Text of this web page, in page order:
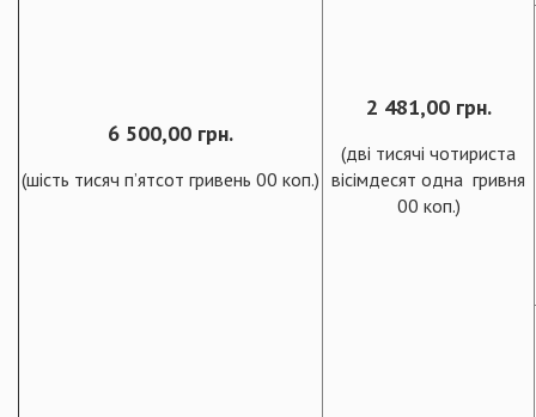
6 500,00 грн.
(шість тисяч п’ятсот гривень 00 коп.)
2 481,00 грн.
(дві тисячі чотириста
вісімдесят одна гривня
00 коп.)